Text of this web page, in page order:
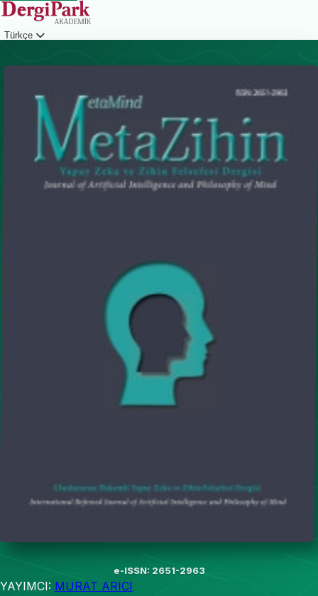
Türkçe
e-ISSN: 2651-2963
YAYIMCI: MURAT ARICI